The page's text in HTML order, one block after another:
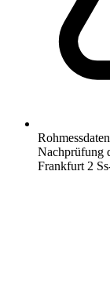
Nachprüfung
Frankfurt 2